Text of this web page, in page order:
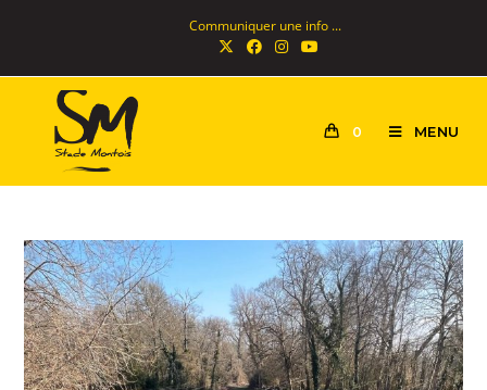
Communiquer une info ...
0 MENU